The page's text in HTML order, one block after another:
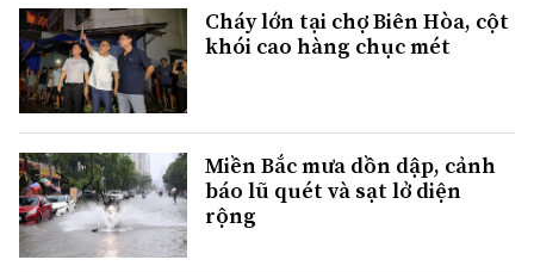
Cháy lớn tại chợ Biên Hòa, cột
khói cao hàng chục mét
Miền Bắc mưa dồn dập, cảnh
báo lũ quét và sạt lở diện
rộng